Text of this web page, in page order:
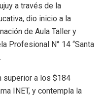
a través de la
dio inicio a la
de Aula Taller y
Profesional N° 14 “Santa
superior a los $184
INET, y contempla la